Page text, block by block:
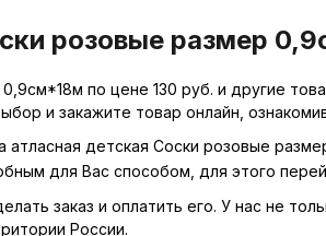
розовые размер
по цене 130 руб. и другие
и закажите товар онлайн,
атласная детская Соски розовые
для Вас способом, для этого
заказ и оплатить его. У нас не
России.